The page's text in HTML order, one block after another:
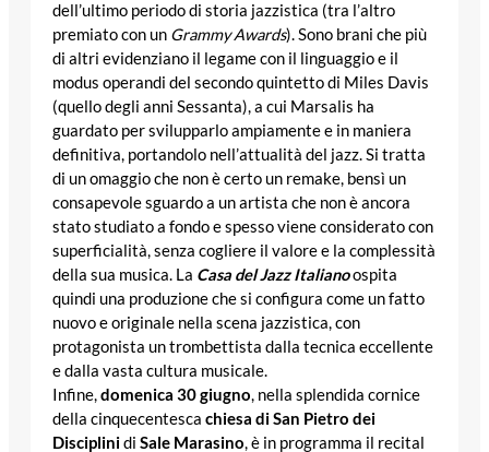
dell’ultimo periodo di storia jazzistica (tra l’altro
premiato con un Grammy Awards). Sono brani che più
di altri evidenziano il legame con il linguaggio e il
modus operandi del secondo quintetto di Miles Davis
(quello degli anni Sessanta), a cui Marsalis ha
guardato per svilupparlo ampiamente e in maniera
definitiva, portandolo nell’attualità del jazz. Si tratta
di un omaggio che non è certo un remake, bensì un
consapevole sguardo a un artista che non è ancora
stato studiato a fondo e spesso viene considerato con
superficialità, senza cogliere il valore e la complessità
della sua musica. La Casa del Jazz Italianoospita
quindi una produzione che si configura come un fatto
nuovo e originale nella scena jazzistica, con
protagonista un trombettista dalla tecnica eccellente
e dalla vasta cultura musicale.
Infine,domenica 30 giugno, nella splendida cornice
della cinquecentesca chiesa di San Pietro dei
Disciplinidi Sale Marasino, è in programma il recital